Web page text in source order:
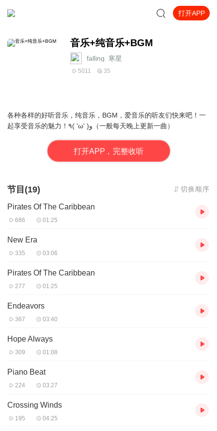
打开APP
音乐+纯音乐+BGM
falling_寒星
5011 35
各种各样的好听音乐，纯音乐，BGM，爱音乐的听友们快来吧！一
起享受音乐的魅力！٩( 'ω' )و（一般每天晚上更新一曲）
打开APP，完整收听
节目(19) 切换顺序
Pirates Of The Caribbean
686 01:25
New Era
335 03:06
Pirates Of The Caribbean
277 01:25
Endeavors
367 03:40
Hope Always
309 01:08
Piano Beat
224 03:27
Crossing Winds
195 04:25